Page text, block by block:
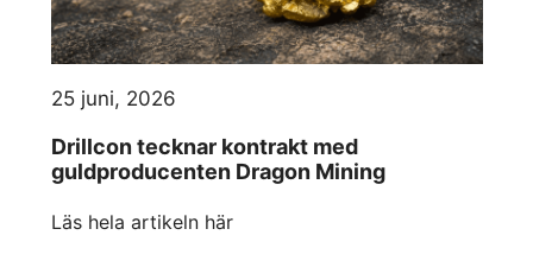
25 juni, 2026
Drillcon tecknar kontrakt med
guldproducenten Dragon Mining
Läs hela artikeln här